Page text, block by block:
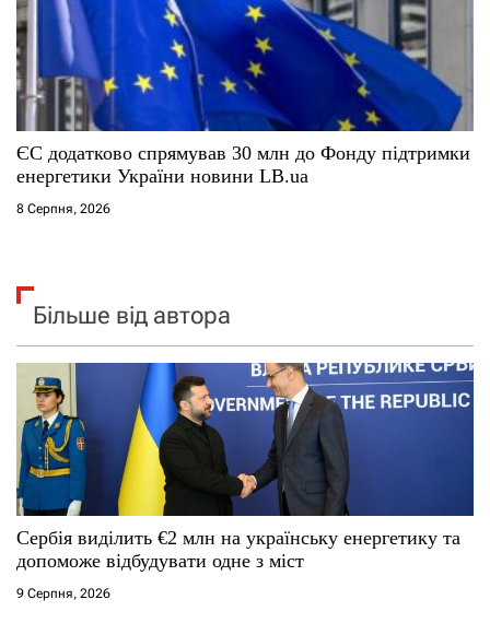
ЄС додатково спрямував 30 млн до Фонду підтримки
енергетики України новини LB.ua
8 Серпня, 2026
Більше від автора
Сербія виділить €2 млн на українську енергетику та
допоможе відбудувати одне з міст
9 Серпня, 2026